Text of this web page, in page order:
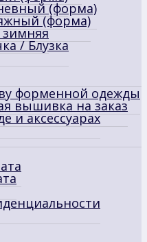
(форма)
(форма)
зимняя
/ Блузка
форменной одежды
вышивка на заказ
и аксессуарах